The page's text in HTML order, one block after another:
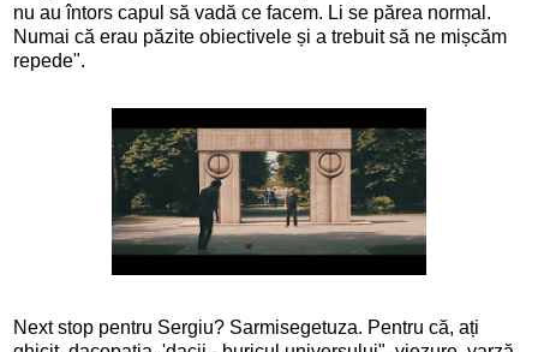
nu au întors capul să vadă ce facem. Li se părea normal.
Numai că erau păzite obiectivele și a trebuit să ne mișcăm
repede".
Next stop pentru Sergiu? Sarmisegetuza. Pentru că, ați